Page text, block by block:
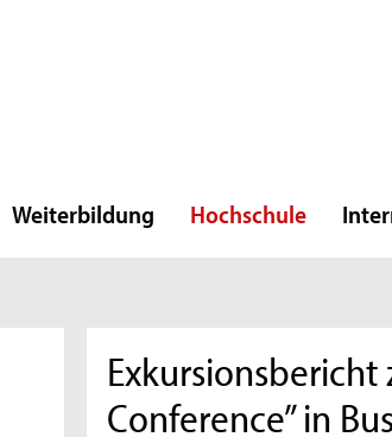
Weiterbildung Hochschule
Conference” in